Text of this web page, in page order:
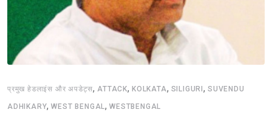
प्रमुख हेडलाइंस और अपडेट्स,ATTACK,KOLKATA, SILIGURI,SUVENDU
ADHIKARY,WEST BENGAL,WESTBENGAL